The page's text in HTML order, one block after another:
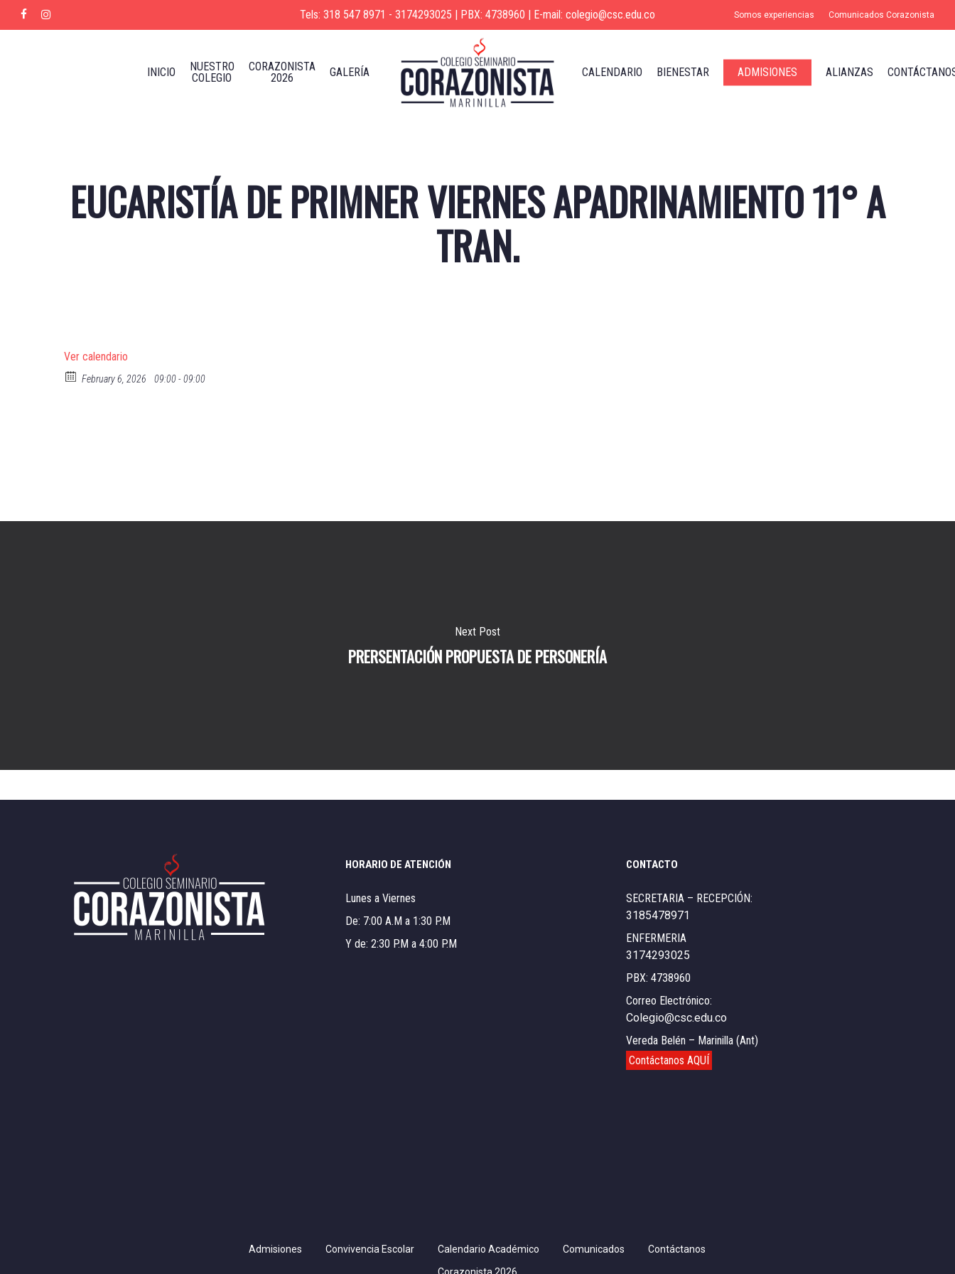
facebookinstagram Tels: 318 547 8971 - 3174293025 | PBX: 4738960 | E-mail: colegio@csc.edu.co Somos experiencias Comunicados Corazonista
INICIO
NUESTRO
COLEGIO
CORAZONISTA
2026
GALERÍA CALENDARIO BIENESTAR ADMISIONES ALIANZAS
EUCARISTÍA DE PRIMNER VIERNES APADRINAMIENTO 11° A
TRAN.
Ver calendario
February 6, 2026 09:00 - 09:00
Next Post
PRERSENTACIÓN PROPUESTA DE PERSONERÍA
HORARIO DE ATENCIÓN
Lunes a Viernes
De: 7:00 A.M a 1:30 P.M
Y de: 2:30 P.M a 4:00 P.M
CONTACTO
SECRETARIA – RECEPCIÓN:
3185478971
ENFERMERIA
3174293025
PBX: 4738960
Correo Electrónico:
Colegio@csc.edu.co
Vereda Belén – Marinilla (Ant)
Contáctanos AQUÍ
Admisiones Convivencia Escolar Calendario Académico Comunicados
Contáctanos